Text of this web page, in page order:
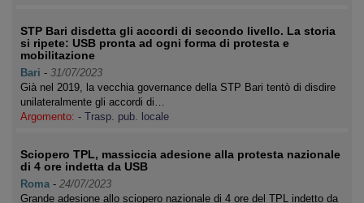
STP Bari disdetta gli accordi di secondo livello. La storia
si ripete: USB pronta ad ogni forma di protesta e
mobilitazione
Bari - 31/07/2023
Già nel 2019, la vecchia governance della STP Bari tentò di disdire
unilateralmente gli accordi di…
Argomento: - Trasp. pub. locale
Sciopero TPL, massiccia adesione alla protesta nazionale
di 4 ore indetta da USB
Roma - 24/07/2023
Grande adesione allo sciopero nazionale di 4 ore del TPL indetto da